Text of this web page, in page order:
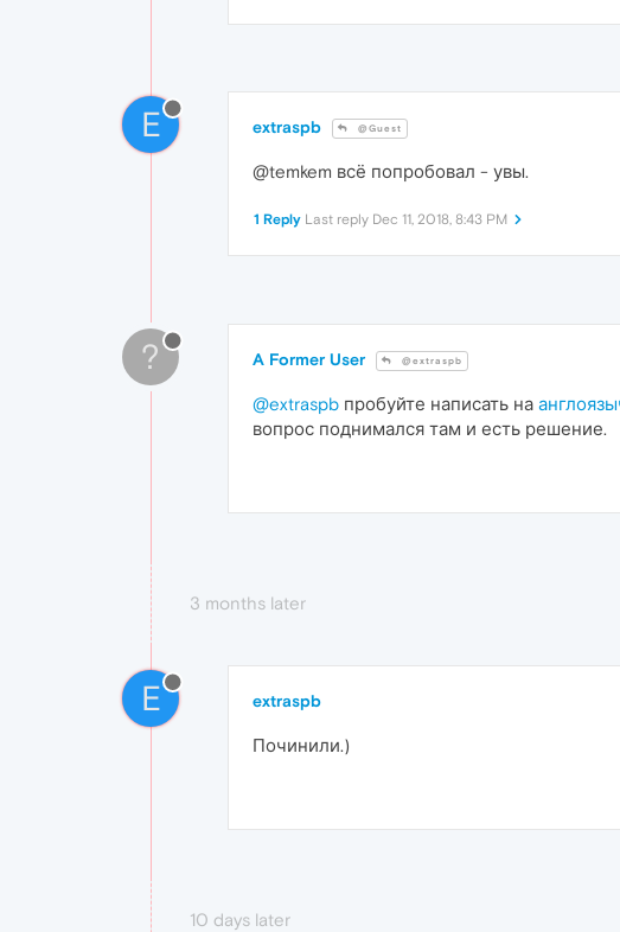
E extraspb @Guest
@temkem всё попробовал - увы.
1 Reply Last reply Dec 11, 2018, 8:43 PM
? A Former User @extraspb
@extraspb пробуйте написать на
вопрос поднимался там и есть решение.
3 months later
E extraspb
Починили.)
10 days later